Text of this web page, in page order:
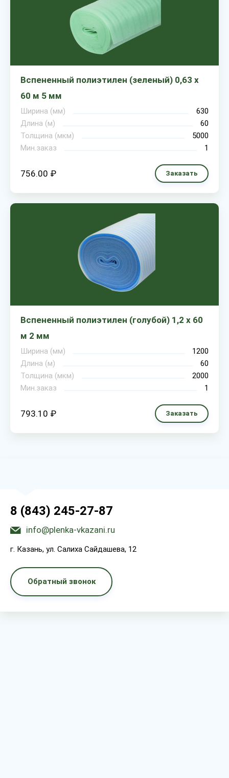
Вспененный полиэтилен (зеленый) 0,63 х
60 м 5 мм
Ширина (мм)
630
Длина (м)
60
Толщина (мкм)
5000
Мин.заказ
1
756.00 ₽ Заказать
Вспененный полиэтилен (голубой) 1,2 х 60
м 2 мм
Ширина (мм)
1200
Длина (м)
60
Толщина (мкм)
2000
Мин.заказ
1
793.10 ₽ Заказать
8 (843) 245-27-87
info@plenka-vkazani.ru
г. Казань, ул. Салиха Сайдашева, 12
Обратный звонок